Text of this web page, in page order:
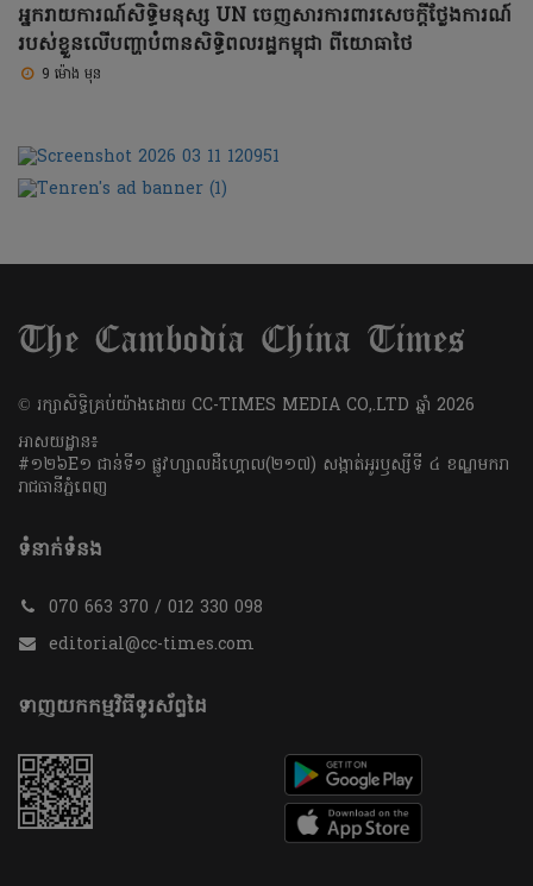
អ្នករាយការណ៍សិទ្ធិមនុស្ស UN ចេញសារការពារសេចក្តីថ្លែងការណ៍
របស់ខ្លួនលើបញ្ហាបំពានសិទ្ធិពលរដ្ឋកម្ពុជា ពីយោធាថៃ
9 ម៉ោង មុន
​© រក្សា​សិទ្ធិ​គ្រប់​យ៉ាង​ដោយ​ CC-TIMES MEDIA CO,.LTD ឆ្នាំ​ 2026
អាសយដ្ឋាន៖
#១២៦E១ ជាន់ទី១ ផ្លូវហ្សាលដឺហ្គោល(២១៧) សង្កាត់អូរឫស្សីទី ៤ ខណ្ឌមករា
រាជធានីភ្នំពេញ
ទំនាក់ទំនង
070 663 370 / 012 330 098
editorial@cc-times.com
ទាញយកកម្មវិធីទូរស័ព្ទដៃ